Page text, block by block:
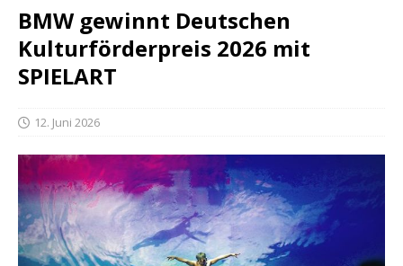
BMW gewinnt Deutschen
Kulturförderpreis 2026 mit
SPIELART
12. Juni 2026